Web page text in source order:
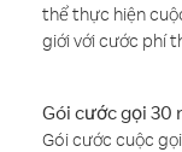
thể thực hiện
giới với cước phí
Gói cước gọi 30
Gói cước cuộc